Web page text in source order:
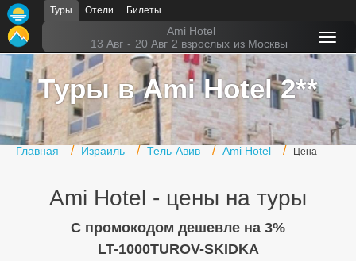
Туры Отели Билеты
Ami Hotel
13 Авг - 20 Авг 2 взрослых из Москвы
Туры в Ami Hotel 2**
Главная Израиль Тель-Авив Ami Hotel Цена
Ami Hotel - цены на туры
C промокодом дешевле на 3%
LT-1000TUROV-SKIDKA
Главная
Горящие туры
Туры в Турцию
Туры в Египет
Офис г. Москва
Подборки отелей